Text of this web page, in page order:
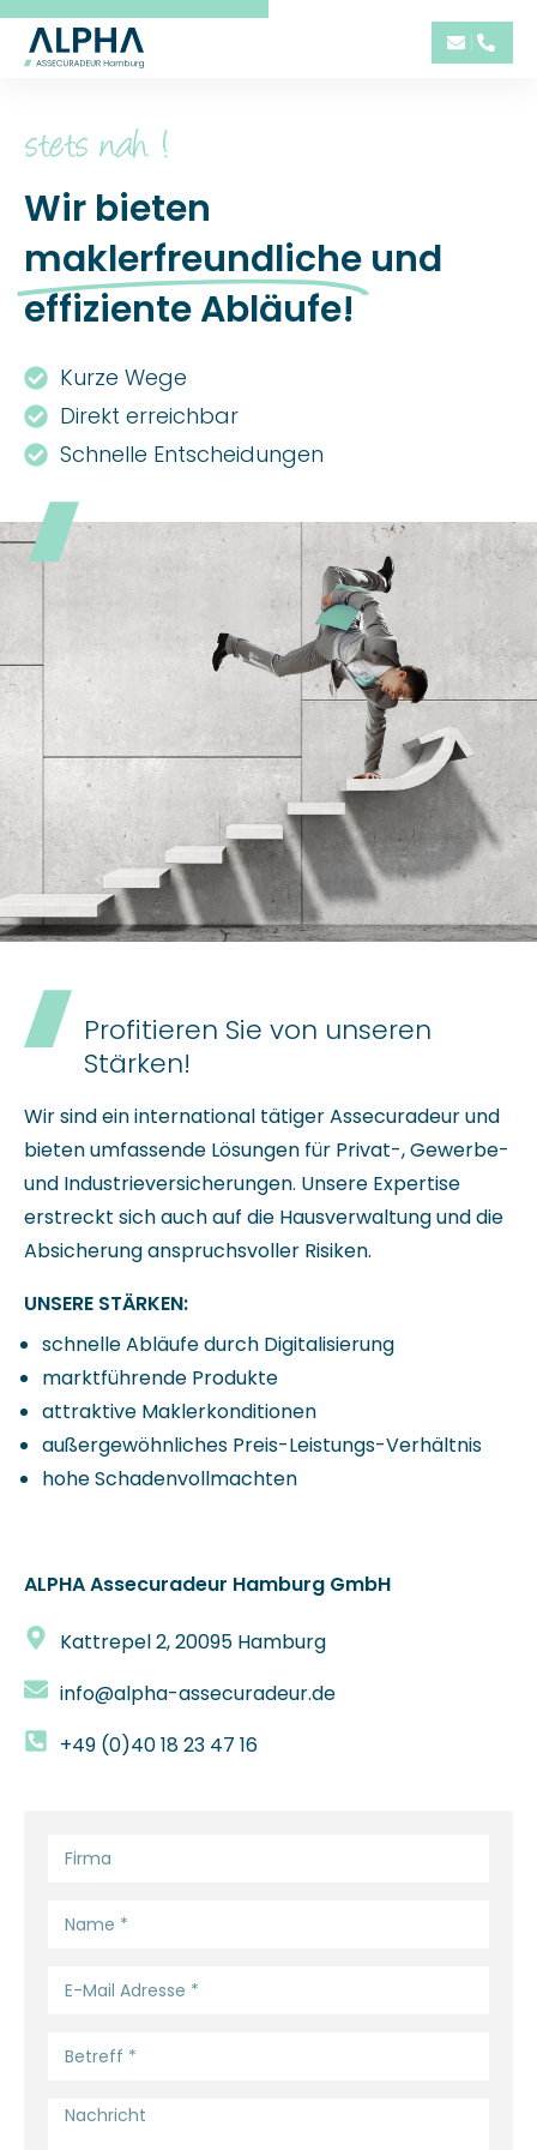
Wir bieten
maklerfreundliche und
effiziente Abläufe!
Kurze Wege
Direkt erreichbar
Schnelle Entscheidungen
Profitieren Sie von unseren
Stärken!
Wir sind ein international tätiger Assecuradeur und
bieten umfassende Lösungen für Privat-, Gewerbe-
und Industrieversicherungen. Unsere Expertise
erstreckt sich auch auf die Hausverwaltung und die
Absicherung anspruchsvoller Risiken.
UNSERE STÄRKEN:
schnelle Abläufe durch Digitalisierung
marktführende Produkte
attraktive Maklerkonditionen
außergewöhnliches Preis-Leistungs-Verhältnis
hohe Schadenvollmachten
ALPHA Assecuradeur Hamburg GmbH
Kattrepel 2, 20095 Hamburg
info@alpha-assecuradeur.de
+49 (0)40 18 23 47 16